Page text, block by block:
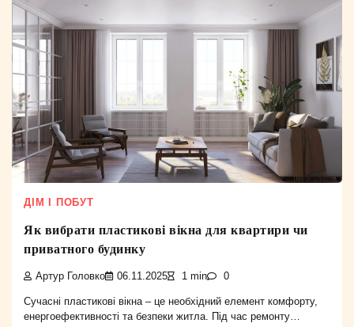
ДІМ І ПОБУТ
Як вибрати пластикові вікна для квартири чи
приватного будинку
Артур Головко 06.11.2025 1 min 0
Сучасні пластикові вікна – це необхідний елемент комфорту,
енергоефективності та безпеки житла. Під час ремонту…